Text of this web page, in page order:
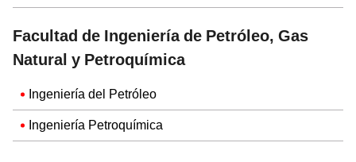
Facultad de Ingeniería de Petróleo, Gas
Natural y Petroquímica
Ingeniería del Petróleo
Ingeniería Petroquímica